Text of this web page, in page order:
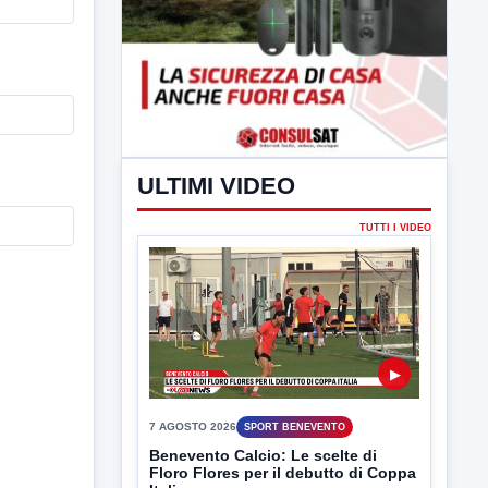
ULTIMI VIDEO
TUTTI I VIDEO
7 AGOSTO 2026 SPORT BENEVENTO